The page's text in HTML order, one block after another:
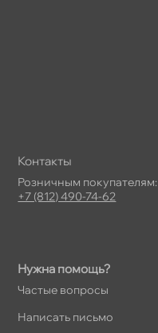
Нужна помощь?
Частые вопросы
Написать письмо
Контакты
Розничным покупателям:
+7 (812) 490-74-62